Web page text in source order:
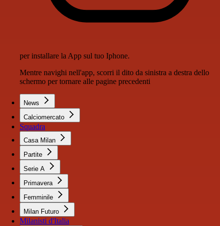
per installare la App sul tuo Iphone.
Mentre navighi nell'app, scorri il dito da sinistra a destra dello
schermo per tornare alle pagine precedenti
News
Calciomercato
Squadra
Casa Milan
Partite
Serie A
Primavera
Femminile
Milan Futuro
Milanisti d'Italia